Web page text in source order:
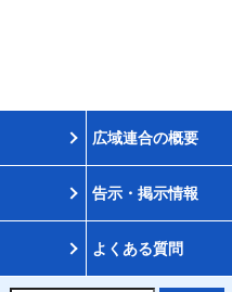
広域連合の概要
告示・掲示情報
よくある質問